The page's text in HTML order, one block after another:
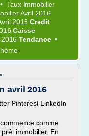
• Taux Immobilier
Avril 2016
2016 Credit
Caisse
2016 Tendance •
avril 2016
Pinterest LinkedIn
comme
immobilier. En